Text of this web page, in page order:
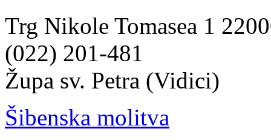
Trg Nikole Tomasea 1
(022) 201-481
Župa sv. Petra (Vidici)
Šibenska molitva